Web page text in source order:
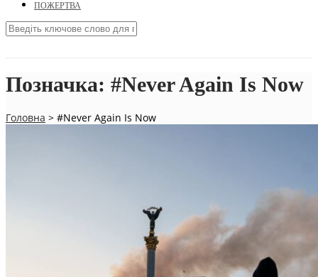
ПОЖЕРТВА
Позначка: #Never Again Is Now
Головна > #Never Again Is Now